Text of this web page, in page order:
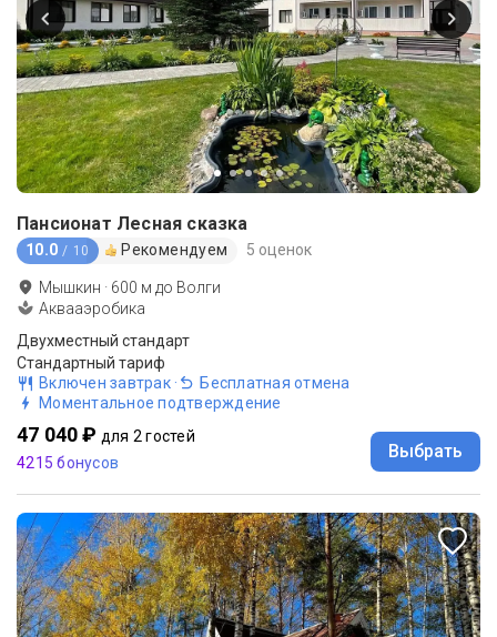
Пансионат Лесная сказка
10.0 / 10 Рекомендуем 5 оценок
Мышкин · 600 м до Волги
Аквааэробика
Двухместный стандарт
Стандартный тариф
Включен завтрак·
Бесплатная отмена
Моментальное подтверждение
47 040 ₽ для 2 гостей
4215 бонусов
Выбрать